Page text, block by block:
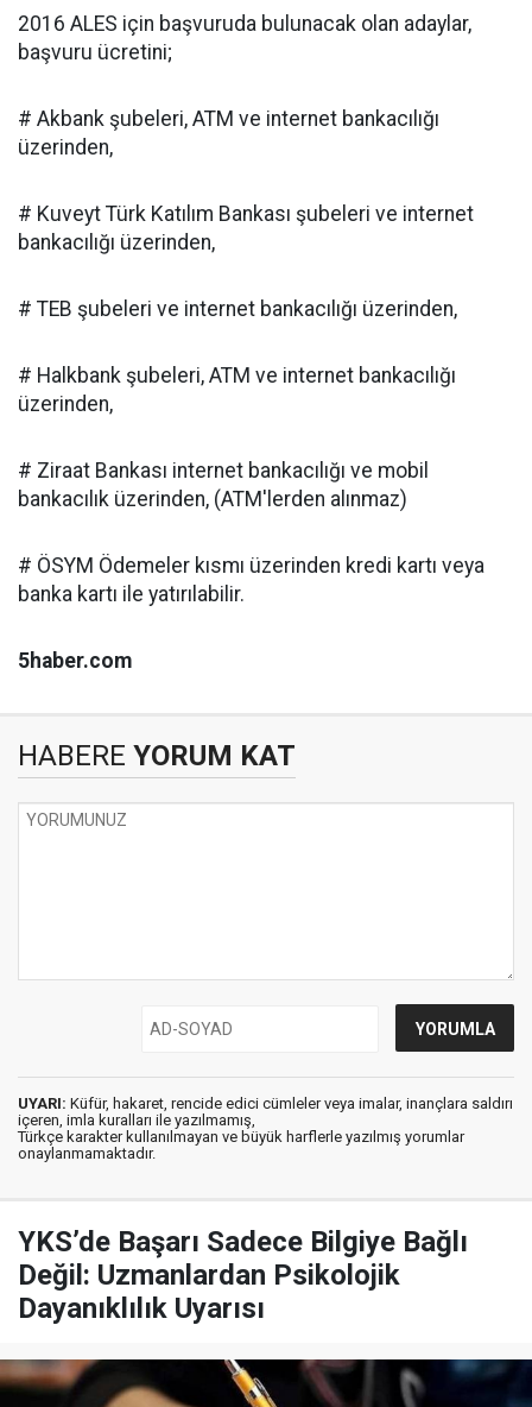
2016 ALES için başvuruda bulunacak olan adaylar,
başvuru ücretini;
# Akbank şubeleri, ATM ve internet bankacılığı
üzerinden,
# Kuveyt Türk Katılım Bankası şubeleri ve internet
bankacılığı üzerinden,
# TEB şubeleri ve internet bankacılığı üzerinden,
# Halkbank şubeleri, ATM ve internet bankacılığı
üzerinden,
# Ziraat Bankası internet bankacılığı ve mobil
bankacılık üzerinden, (ATM'lerden alınmaz)
# ÖSYM Ödemeler kısmı üzerinden kredi kartı veya
banka kartı ile yatırılabilir.
5haber.com
HABERE YORUM KAT
UYARI: Küfür, hakaret, rencide edici cümleler veya imalar, inançlara saldırı
içeren, imla kuralları ile yazılmamış,
Türkçe karakter kullanılmayan ve büyük harflerle yazılmış yorumlar
onaylanmamaktadır.
YKS’de Başarı Sadece Bilgiye Bağlı
Değil: Uzmanlardan Psikolojik
Dayanıklılık Uyarısı